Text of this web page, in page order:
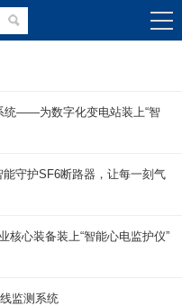
统——为数字化变电站装上“智
守护SF6断路器，让每一刻气
心装备装上“智能心电监护仪”
监测系统